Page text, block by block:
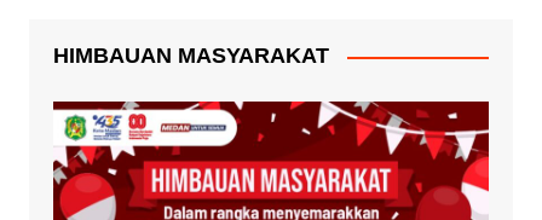
HIMBAUAN MASYARAKAT